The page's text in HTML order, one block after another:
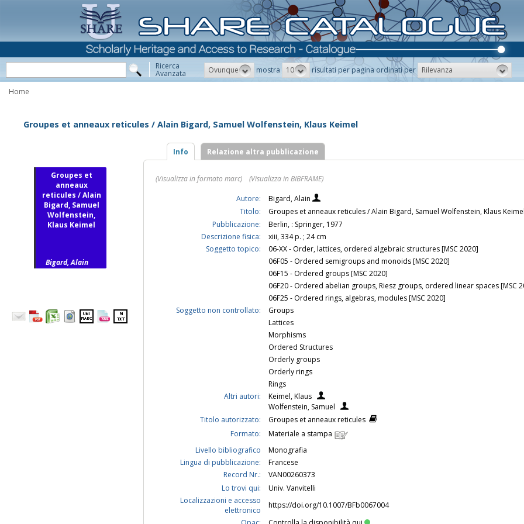
Ricerca
Avanzata Ovunque mostra 10 risultati per pagina ordinati per Rilevanza
Home
Groupes et anneaux reticules / Alain Bigard, Samuel Wolfenstein, Klaus Keimel
Groupes et
anneaux
reticules / Alain
Bigard, Samuel
Wolfenstein,
Klaus Keimel
Bigard, Alain
Info Relazione altra pubblicazione
(Visualizza in formato marc)
(Visualizza in BIBFRAME)
Autore:
Bigard, Alain
Titolo:
Groupes et anneaux reticules / Alain Bigard, Samuel Wolfenstein, Klaus
Pubblicazione:
Berlin, : Springer, 1977
Descrizione fisica:
xiii, 334 p. ; 24 cm
Soggetto topico:
06-XX - Order, lattices, ordered algebraic structures [MSC 2020]
06F05 - Ordered semigroups and monoids [MSC 2020]
06F15 - Ordered groups [MSC 2020]
06F20 - Ordered abelian groups, Riesz groups, ordered linear spaces [MSC
06F25 - Ordered rings, algebras, modules [MSC 2020]
Soggetto non controllato:
Groups
Lattices
Morphisms
Ordered Structures
Orderly groups
Orderly rings
Rings
Altri autori:
Keimel, Klaus
Wolfenstein, Samuel
Titolo autorizzato:
Groupes et anneaux reticules
Formato:
Materiale a stampa
Livello bibliografico
Monografia
Lingua di pubblicazione:
Francese
Record Nr.:
VAN00260373
Lo trovi qui:
Univ. Vanvitelli
Localizzazioni e accesso
elettronico
https://doi.org/10.1007/BFb0067004